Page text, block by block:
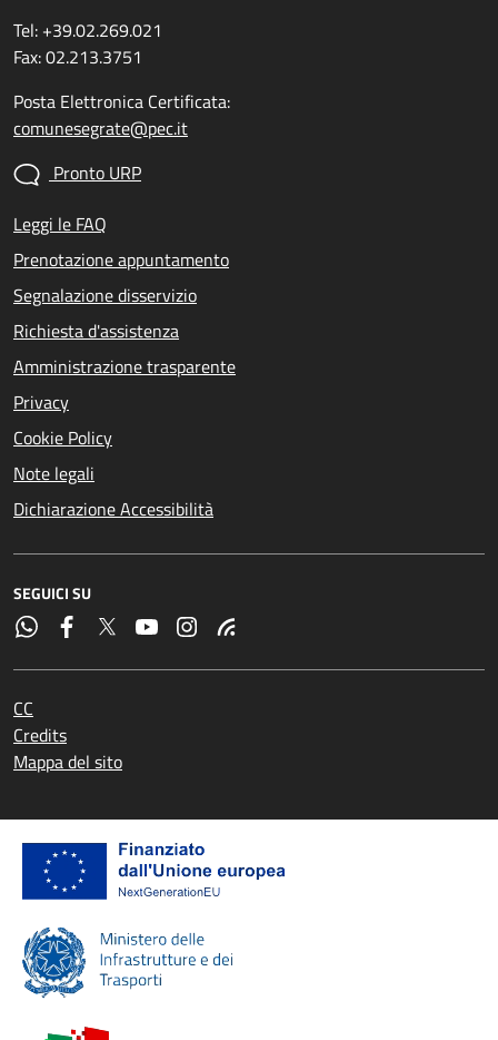
Tel: +39.02.269.021
Fax: 02.213.3751
Posta Elettronica Certificata:
comunesegrate@pec.it
Pronto URP
Leggi le FAQ
Prenotazione appuntamento
Segnalazione disservizio
Richiesta d'assistenza
Amministrazione trasparente
Privacy
Cookie Policy
Note legali
Dichiarazione Accessibilità
SEGUICI SU
CC
Credits
Mappa del sito